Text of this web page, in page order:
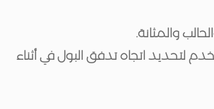
والمثانة.
لتحديد اتجاه تدفق البول في أثناء